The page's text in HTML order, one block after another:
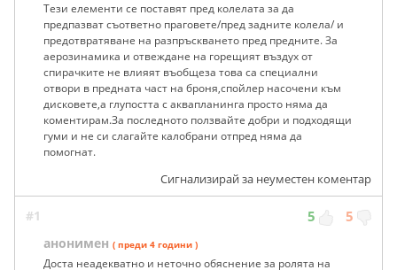
Тези елементи се поставят пред колелата за да
предпазват съответно праговете/пред задните колела/ и
предотвратяване на разпръскването пред предните. За
аерозинамика и отвеждане на горещият въздух от
спирачките не влияят въобщеза това са специални
отвори в предната част на броня,спойлер насочени към
дисковете,а глупостта с аквапланинга просто няма да
коментирам.За последното ползвайте добри и подходящи
гуми и не си слагайте калобрани отпред няма да
помогнат.
Сигнализирай за неуместен коментар
#1 5 5
анонимен ( преди 4 години )
Доста неадекватно и неточно обяснение за ролята на